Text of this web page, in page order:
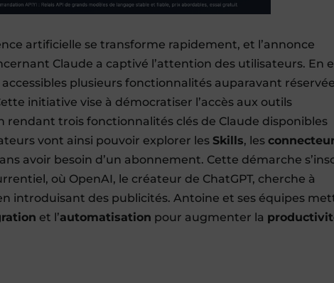
artificielle se transforme rapidement, et l’annonce
Claude a captivé l’attention des utilisateurs. En
plusieurs fonctionnalités auparavant
initiative vise à démocratiser l’accès aux outils
rendant trois fonctionnalités clés de Claude disponibles
vont ainsi pouvoir explorer lesSkills, les
avoir besoin d’un abonnement. Cette démarche
où OpenAI, le créateur de ChatGPT, cherche à
introduisant des publicités. Antoine et ses équipes
et l’automatisation pour augmenter la